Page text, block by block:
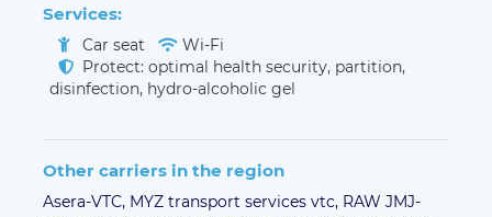
Services:
Car seat
Wi-Fi
Protect: optimal health security, partition,
disinfection, hydro-alcoholic gel
Other carriers in the region
Asera-VTC, MYZ transport services vtc, RAW JMJ-